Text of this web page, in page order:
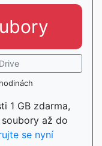
1 GB zdarma,
až do
se nyní